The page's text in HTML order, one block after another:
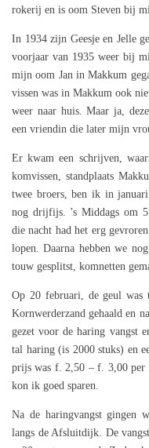
rokerij en is oom Steven bij
In 1934 zijn Geesje en Jelle
voorjaar van 1935 weer bij
mijn oom Jan in Makkum
vissen was in Makkum ook
weer naar huis. Maar ja,
een vriendin die later mijn
Er kwam een schrijven,
komvissen, standplaats
twee broers, ben ik in
nog drijfijs. ’s Middags om
die nacht had het erg
lopen. Daarna hebben we
touw gesplitst, komnetten
Op 20 februari, de geul
Kornwerderzand gehaald en
gezet voor de haring vangst
tal haring (is 2000 stuks) en
prijs was f. 2,50 – f. 3,00 per
kon ik goed sparen.
Na de haringvangst gingen
langs de Afsluitdijk. De